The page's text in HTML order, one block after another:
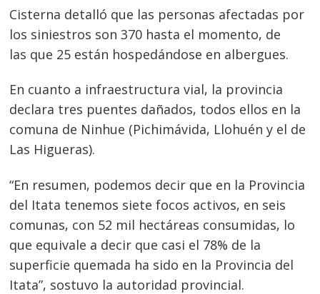
Cisterna detalló que las personas afectadas por
los siniestros son 370 hasta el momento, de
las que 25 están hospedándose en albergues.
En cuanto a infraestructura vial, la provincia
declara tres puentes dañados, todos ellos en la
comuna de Ninhue (Pichimávida, Llohuén y el de
Las Higueras).
“En resumen, podemos decir que en la Provincia
del Itata tenemos siete focos activos, en seis
comunas, con 52 mil hectáreas consumidas, lo
que equivale a decir que casi el 78% de la
superficie quemada ha sido en la Provincia del
Itata”, sostuvo la autoridad provincial.